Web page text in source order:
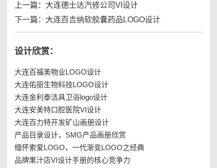
上一篇： 大连德士达汽修公司VI设计
下一篇： 大连百吉纳软胶囊药品LOGO设计
设计欣赏：
大连百福美物业LOGO设计
大连佑丽生物科技LOGO设计
大连金利泰洁具卫浴logo设计
大连安美特口腔医院VI设计
大连百力特开发矿山画册设计
产品目录设计，SMG产品画册欣赏
缅怀索爱LOGO，一代渐变LOGO之经典
品牌果汁店VI设计手册的核心竞争力